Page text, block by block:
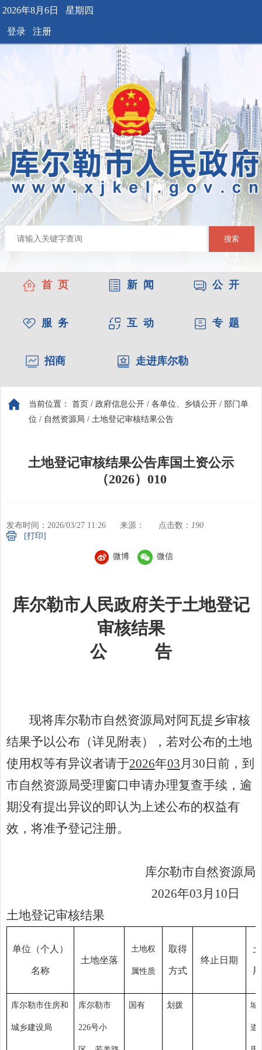
2026年8月6日 星期四
登录 注册
搜索
首 页 新 闻 公 开
服 务 互 动 专 题
招商 走进库尔勒
当前位置： 首页 / 政府信息公开 / 各单位、乡镇公开 / 部门单
位 / 自然资源局 / 土地登记审核结果公告
土地登记审核结果公告库国土资公示
（2026）010
发布时间：2026/03/27 11:26 来源： 点击数： 190
[打印]
微博 微信
库尔勒市人民政府关于土地登记
审核结果
公
告
现将库尔勒市自然资源局对阿瓦提乡审核
结果予以公布（详见附表），若对公布的土地
使用权等有异议者请于2026年03 月 30 日前，到
市自然资源局受理窗口申请办理复查手续，逾
期没有提出异议的即认为上述公布的权益有
效，将准予登记注册。
库尔勒市自然资源局
2026年03 月 10 日
土地登记审核结果
单位（个人）
名称
土地坐落
土地权
属性质
取得
方式
终止日期
库尔勒市住房和
城乡建设局
库尔勒市
226号小
国有 划拨 城
道